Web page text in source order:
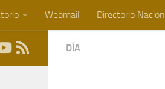
Webmail Directorio
DÍA